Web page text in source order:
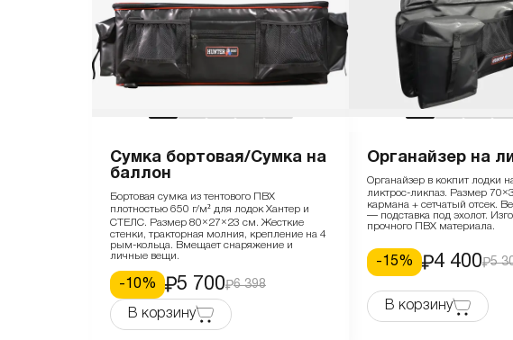
Сумка бортовая/Сумка на
баллон
Бортовая сумка из тентового ПВХ
плотностью 650 г/м² для лодок Хантер и
СТЕЛС. Размер 80×27×23 см. Жесткие
стенки, тракторная молния, крепление на 4
рым-кольца. Вмещает снаряжение и
личные вещи.
-10% 5 700 6 398
В корзину
Органайзер на
Органайзер в кокпит лодки
ликтрос-ликпаз. Размер
кармана + сетчатый отсек.
— подставка под эхолот.
прочного ПВХ материала.
-15% 4 400 5
В корзину